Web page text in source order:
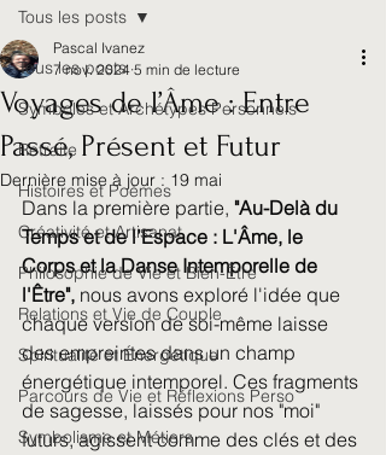
Tous les posts
Symboles et Archétypes Personnels
Retraite
Histoires et Poèmes
Créativité et Artisanat
Philosophie de Vie et Bien-Être
Relations et Vie de Couple
Spiritualité et Énergétique
Parcours de Vie et Réflexions Perso
Symbolisme et Métiers
Tous les posts
Voyages de l’Âme : Entre
Passé, Présent et Futur
Pascal Ivanez
7 nov. 2024 5 min de lecture
Dernière mise à jour : 19 mai
Dans la première partie, "Au-Delà du
Temps et de l’Espace : L'Âme, le
Corps et la Danse Intemporelle de
l'Être", nous avons exploré l'idée que
chaque version de soi-même laisse
des empreintes dans un champ
énergétique intemporel. Ces fragments
de sagesse, laissés pour nos "moi"
futurs, agissent comme des clés et des